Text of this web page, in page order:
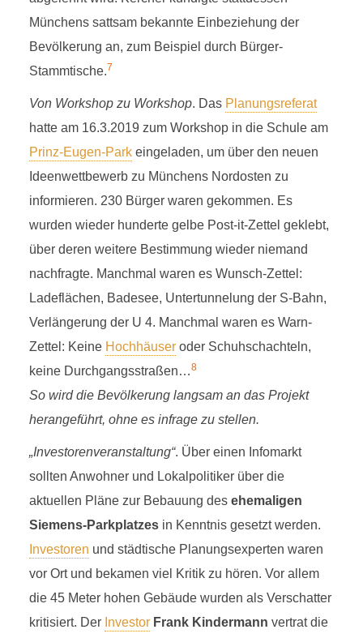
PARTIZIPATIONS-
SPEKTAKEL
Münchens sattsam bekannte Einbeziehung der
Bevölkerung an, zum Beispiel durch Bürger-
Stammtische.7
Von Workshop zu Workshop. Das Planungsreferat
hatte am 16.3.2019 zum Workshop in die Schule am
Prinz-Eugen-Parkeingeladen, um über den neuen
Ideenwettbewerb zu Münchens Nordosten zu
informieren. 230 Bürger waren gekommen. Es
wurden wieder hunderte gelbe Post-it-Zettel geklebt,
über deren weitere Bestimmung wieder niemand
nachfragte. Manchmal waren es Wunsch-Zettel:
Ladeflächen, Badesee, Untertunnelung der S-Bahn,
Verlängerung der U 4. Manchmal waren es Warn-
Zettel: Keine Hochhäuseroder Schuhschachteln,
keine Durchgangsstraßen…8
So wird die Bevölkerung langsam an das Projekt
herangeführt, ohne es infrage zu stellen.
„Investorenveranstaltung“. Über einen Infomarkt
sollten Anwohner und Lokalpolitiker über die
aktuellen Pläne zur Bebauung des ehemaligen
Siemens-Parkplatzesin Kenntnis gesetzt werden.
Investoren und städtische Planungsexperten waren
vor Ort und bekamen viel Kritik zu hören. Vor allem
die 45 Meter hohen Gebäude wurden als Verschatter
kritisiert. Der Investor Frank Kindermann vertrat die